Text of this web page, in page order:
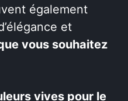
également
et
vous souhaitez
vives pour le